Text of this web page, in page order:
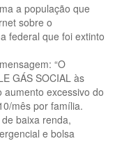
a população que
sobre o
federal que foi extinto
“O
GÁS SOCIAL às
excessivo do
mês por família.
baixa renda,
e bolsa